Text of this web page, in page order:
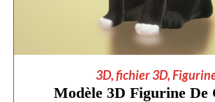
AJOUTER AU
3D,fichier 3D,
Modèle 3D Figurine De